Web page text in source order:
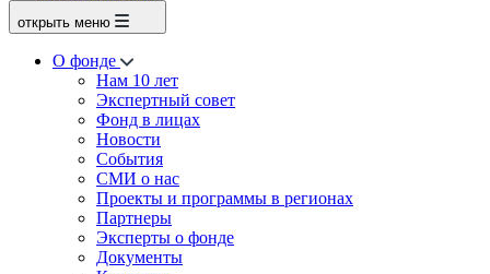
открыть меню
О фонде
Нам 10 лет
Экспертный совет
Фонд в лицах
Новости
События
СМИ о нас
Проекты и программы в регионах
Партнеры
Эксперты о фонде
Документы